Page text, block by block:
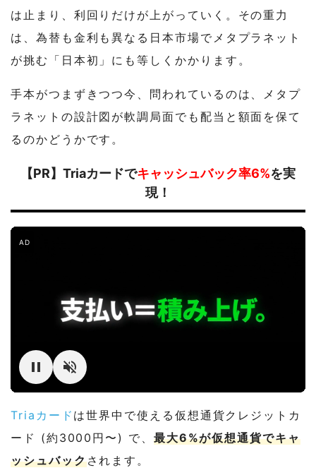
は止まり、利回りだけが上がっていく。その重力
は、為替も金利も異なる日本市場でメタプラネット
が挑む「日本初」にも等しくかかります。
手本がつまずきつつ今、問われているのは、メタプ
ラネットの設計図が軟調局面でも配当と額面を保て
るのかどうかです。
【PR】Triaカードでキャッシュバック率6%を実
現！
AD
Triaカード は世界中で使える仮想通貨クレジットカ
ード (約3000円〜) で、 最大6%が仮想通貨でキャ
ッシュバックされます。